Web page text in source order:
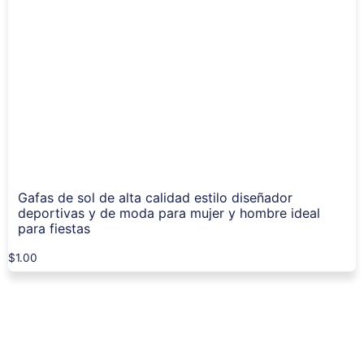
Gafas de sol de alta calidad estilo diseñador
deportivas y de moda para mujer y hombre ideal
para fiestas
$1.00